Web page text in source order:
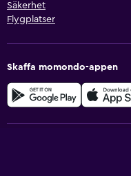
Säkerhet
Flygplatser
Skaffa momondo-appen